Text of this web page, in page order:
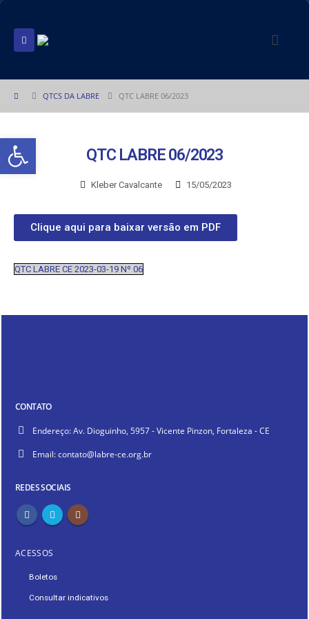
QTCS DA LABRE QTC LABRE 06/2023
QTC LABRE 06/2023
Kleber Cavalcante 15/05/2023
Clique aqui para baixar versão em PDF
QTC LABRE CE 2023-03-19 Nº 06
CONTATO
Endereço:Av. Dioguinho, 5957 - Vicente Pinzon, Fortaleza - CE
Email:contato@labre-ce.org.br
REDES SOCIAIS
ACESSOS
Boletos
Consultar indicativos
Abrir a barra de ferramentas